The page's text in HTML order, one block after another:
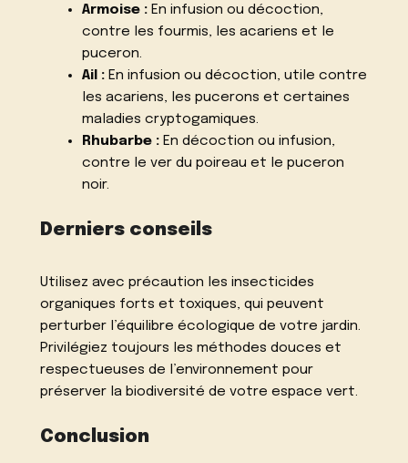
Armoise :En infusion ou décoction,
contre les fourmis, les acariens et le
puceron.
Ail :En infusion ou décoction, utile contre
les acariens, les pucerons et certaines
maladies cryptogamiques.
Rhubarbe :En décoction ou infusion,
contre le ver du poireau et le puceron
noir.
Derniers conseils
Utilisez avec précaution les insecticides
organiques forts et toxiques, qui peuvent
perturber l’équilibre écologique de votre jardin.
Privilégiez toujours les méthodes douces et
respectueuses de l’environnement pour
préserver la biodiversité de votre espace vert.
Conclusion